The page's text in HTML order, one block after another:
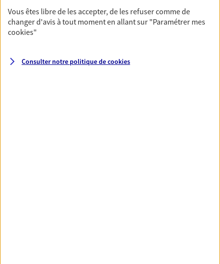
Pour un avenir serein, assurez-vous avec notre
contrat prévoyance. Préservez vos proches en cas
d'accident ou de maladie en optant pour les
garanties incapacité temporaire totale de travail,
Découvrir l'offre Prévoyance
Vous êtes libre de les accepter, de les refuser comme de
changer d'avis à tout moment en allant sur "Paramétrer mes
cookies"
Consulter notre politique decookies